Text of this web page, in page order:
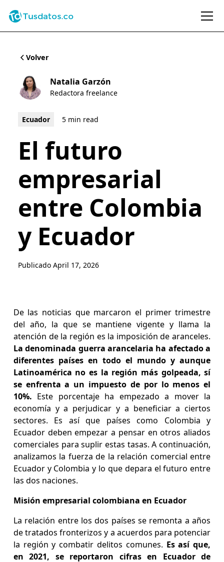
Volver
Natalia Garzón
Redactora freelance
Ecuador 5 min read
El futuro
empresarial
entre Colombia
y Ecuador
Publicado April 17, 2026
De las noticias que marcaron el primer trimestre
del año, la que se mantiene vigente y llama la
atención de la región es la imposición de aranceles.
La denominada guerra arancelaria ha afectado a
diferentes países en todo el mundo y aunque
Latinoamérica no es la región más golpeada, sí
se enfrenta a un impuesto de por lo menos el
10%. Este porcentaje ha empezado a mover la
economía y a perjudicar y a beneficiar a ciertos
sectores. Es así que países como Colombia y
Ecuador deben empezar a pensar en otros aliados
comerciales para suplir estas tasas. A continuación,
analizamos la fuerza de la relación comercial entre
Ecuador y Colombia y lo que depara el futuro entre
las dos naciones.
Misión empresarial colombiana en Ecuador
La relación entre los dos países se remonta a años
de tratados fronterizos y a acuerdos para potenciar
la región y combatir delitos comunes. Es así que,
en 2021, se reportaron cifras en Ecuador de